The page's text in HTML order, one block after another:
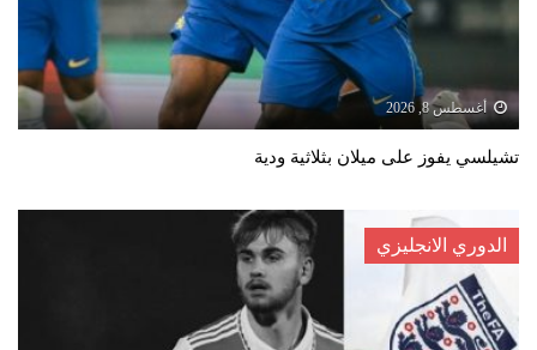
أغسطس 8, 2026
تشيلسي يفوز على ميلان بثلاثية ودية
الدوري الانجليزي